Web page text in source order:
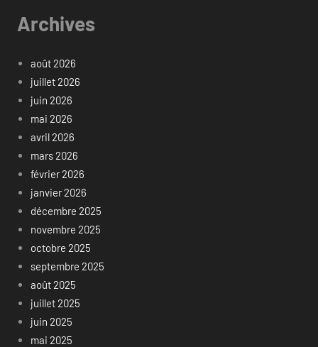
Archives
août 2026
juillet 2026
juin 2026
mai 2026
avril 2026
mars 2026
février 2026
janvier 2026
décembre 2025
novembre 2025
octobre 2025
septembre 2025
août 2025
juillet 2025
juin 2025
mai 2025